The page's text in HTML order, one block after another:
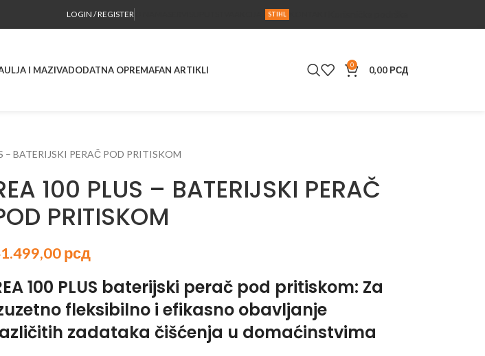
LOGIN / REGISTER STIHL
ULJA I MAZIVADODATNA OPREMAFAN ARTIKLI 0 0,00РСД
– BATERIJSKI PERAČ POD PRITISKOM
100 PLUS – BATERIJSKI PERAČ
PRITISKOM
рсд
100 PLUS baterijski perač pod pritiskom: Za
fleksibilno i efikasno obavljanje
zadataka čišćenja u domaćinstvima